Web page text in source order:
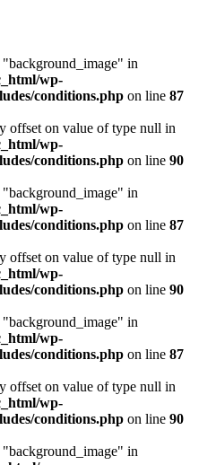
in
wp-
conditions.php on line 87
offset on value of type null in
wp-
conditions.php on line 90
in
wp-
conditions.php on line 87
offset on value of type null in
wp-
conditions.php on line 90
in
wp-
conditions.php on line 87
offset on value of type null in
wp-
conditions.php on line 90
in